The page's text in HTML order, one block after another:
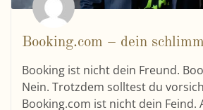
Booking.com – dein
Booking ist nicht dein Freund.
Nein. Trotzdem solltest du
Booking.com ist nicht dein Feind.